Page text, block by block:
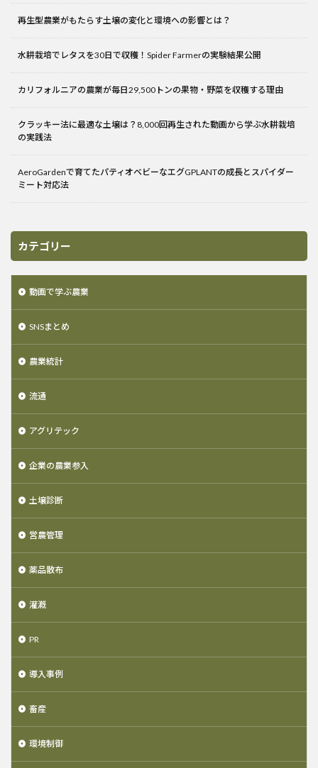
再生型農業がもたらす土壌の変化と環境への影響とは？
水耕栽培でレタスを30日で収穫！Spider Farmerの実験結果公開
カリフォルニアの農業が毎日29,500トンの果物・野菜を収穫する理由
クラッキー法に最適な土壌は？8,000回再生された動画から学ぶ水耕栽培
の実践法
AeroGardenで育てたパティオベビーなエグGPLANTの成長とスパイダー
ミート対応法
カテゴリー
動画で学ぶ農業
SNSまとめ
農業統計
流通
アグリテック
企業の農業参入
土壌診断
営農管理
薬品散布
灌漑
PR
導入事例
畜産
環境制御